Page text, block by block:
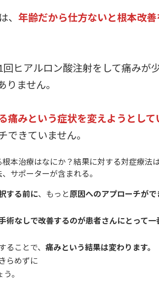
は、 年齢だから仕方ないと根本改善
ヒアルロン酸注射をして痛みが
りません。
痛みという症状を変えようとして
きていません。
する前に、もっと 原因へのアプローチがで
術なしで改善するのが患者さんにとって一
ることで、 痛みという結果は変わります。
らめずに
。